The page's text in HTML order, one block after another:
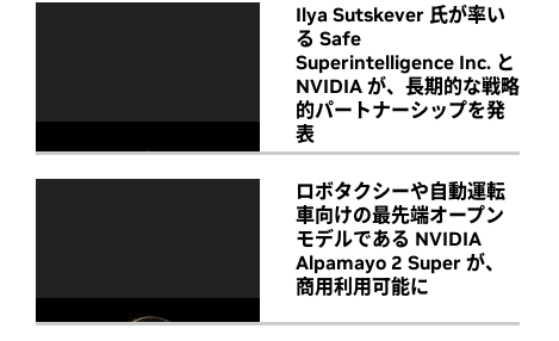
Ilya Sutskever 氏が率い
る Safe
Superintelligence Inc. と
NVIDIA が、長期的な戦略
的パートナーシップを発
表
ロボタクシーや自動運転
車向けの最先端オープン
モデルである NVIDIA
Alpamayo 2 Super が、
商用利用可能に